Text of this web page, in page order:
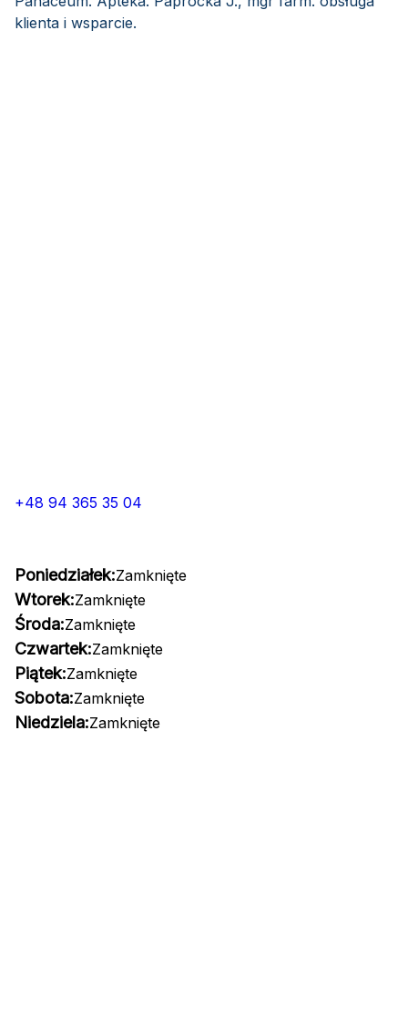
klienta i wsparcie.
+48 94 365 35 04
Poniedziałek:Zamknięte
Wtorek:Zamknięte
Środa:Zamknięte
Czwartek:Zamknięte
Piątek:Zamknięte
Sobota:Zamknięte
Niedziela:Zamknięte